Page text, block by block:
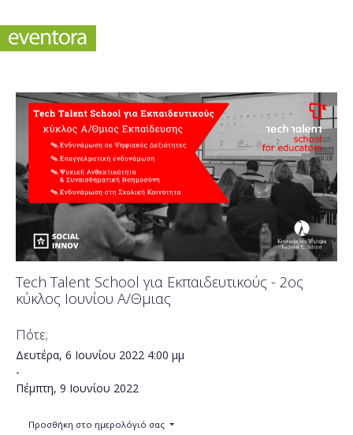
Tech Talent School για Εκπαιδευτικούς - 2ος
κύκλος Ιουνίου Α/Θμιας
Πότε;
Δευτέρα, 6 Ιουνίου 2022 4:00 μμ
-
Πέμπτη, 9 Ιουνίου 2022
Προσθήκη στο ημερολόγιό σας